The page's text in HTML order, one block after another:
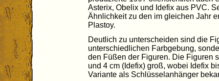
Asterix, Obelix und Idefix aus PVC.
Ähnlichkeit zu den im gleichen Jahr
Plastoy.
Deutlich zu unterscheiden sind die
unterschiedlichen Farbgebung,
den Füßen der Figuren. Die Figuren
und 4 cm (Idefix) groß, wobei Idefix
Variante als Schlüsselanhänger